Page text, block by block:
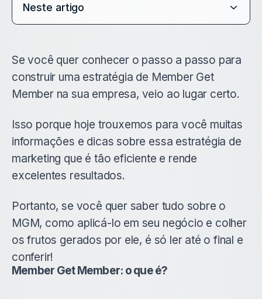
Neste artigo
Se você quer conhecer o passo a passo para
construir uma estratégia de Member Get
Member na sua empresa, veio ao lugar certo.
Isso porque hoje trouxemos para você muitas
informações e dicas sobre essa estratégia de
marketing que é tão eficiente e rende
excelentes resultados.
Portanto, se você quer saber tudo sobre o
MGM, como aplicá-lo em seu negócio e colher
os frutos gerados por ele, é só ler até o final e
conferir!
Member Get Member: o que é?